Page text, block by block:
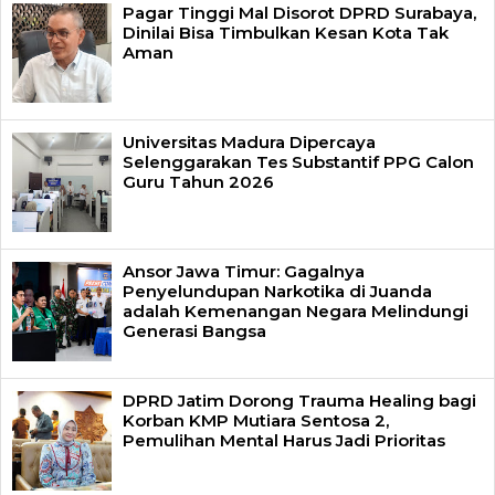
Pagar Tinggi Mal Disorot DPRD Surabaya,
Dinilai Bisa Timbulkan Kesan Kota Tak
Aman
Universitas Madura Dipercaya
Selenggarakan Tes Substantif PPG Calon
Guru Tahun 2026
Ansor Jawa Timur: Gagalnya
Penyelundupan Narkotika di Juanda
adalah Kemenangan Negara Melindungi
Generasi Bangsa
DPRD Jatim Dorong Trauma Healing bagi
Korban KMP Mutiara Sentosa 2,
Pemulihan Mental Harus Jadi Prioritas